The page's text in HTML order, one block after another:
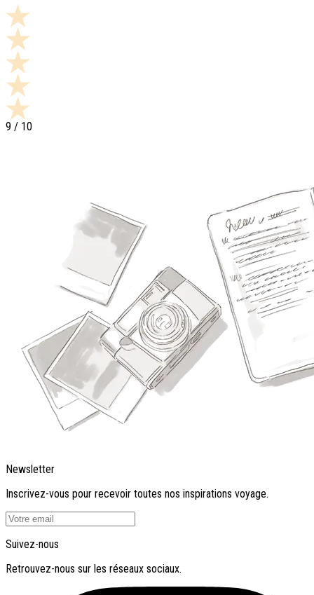
9 / 10
Newsletter
Inscrivez-vous pour recevoir toutes nos inspirations voyage.
Suivez-nous
Retrouvez-nous sur les réseaux sociaux.